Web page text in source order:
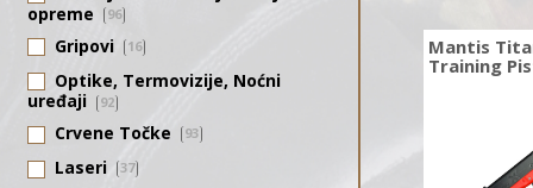
Mantis
Training
opreme
96
Gripovi 16
Optike, Termovizije, Noćni
uređaji
92
Crvene Točke 93
Laseri 37